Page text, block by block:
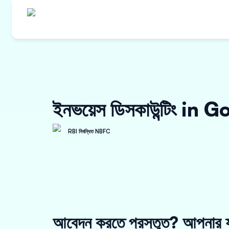
ইনভয়েস ডিসকাউন্টিং in
RBI নিবন্ধিত NBFC
আবেদন করতে প্রস্তুত? আপনার